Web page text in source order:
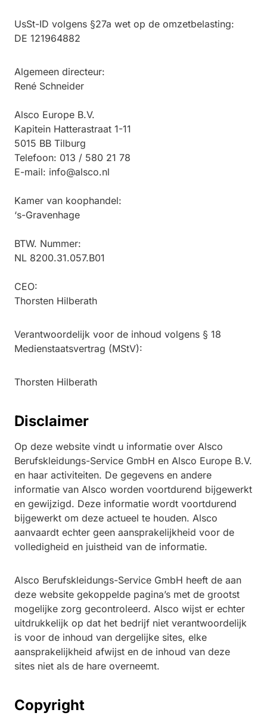
UsSt-ID volgens §27a wet op de omzetbelasting:
DE 121964882
Algemeen directeur:
René Schneider
Alsco Europe B.V.
Kapitein Hatterastraat 1-11
5015 BB Tilburg
Telefoon: 013 / 580 21 78
E-mail: info@alsco.nl
Kamer van koophandel:
‘s-Gravenhage
BTW. Nummer:
NL 8200.31.057.B01
CEO:
Thorsten Hilberath
Verantwoordelijk voor de inhoud volgens § 18
Medienstaatsvertrag (MStV):
Thorsten Hilberath
Disclaimer
Op deze website vindt u informatie over Alsco
Berufskleidungs-Service GmbH en Alsco Europe B.V.
en haar activiteiten. De gegevens en andere
informatie van Alsco worden voortdurend bijgewerkt
en gewijzigd. Deze informatie wordt voortdurend
bijgewerkt om deze actueel te houden. Alsco
aanvaardt echter geen aansprakelijkheid voor de
volledigheid en juistheid van de informatie.
Alsco Berufskleidungs-Service GmbH heeft de aan
deze website gekoppelde pagina’s met de grootst
mogelijke zorg gecontroleerd. Alsco wijst er echter
uitdrukkelijk op dat het bedrijf niet verantwoordelijk
is voor de inhoud van dergelijke sites, elke
aansprakelijkheid afwijst en de inhoud van deze
sites niet als de hare overneemt.
Copyright